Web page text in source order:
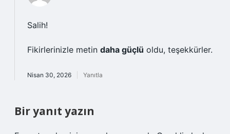
Salih!
Fikirlerinizle metin daha güçlü oldu, teşekkürler.
Nisan 30, 2026 Yanıtla
Bir yanıt yazın